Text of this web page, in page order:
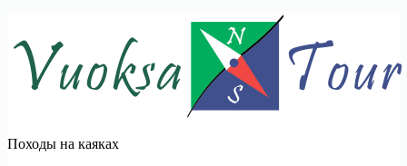
Походы на каяках